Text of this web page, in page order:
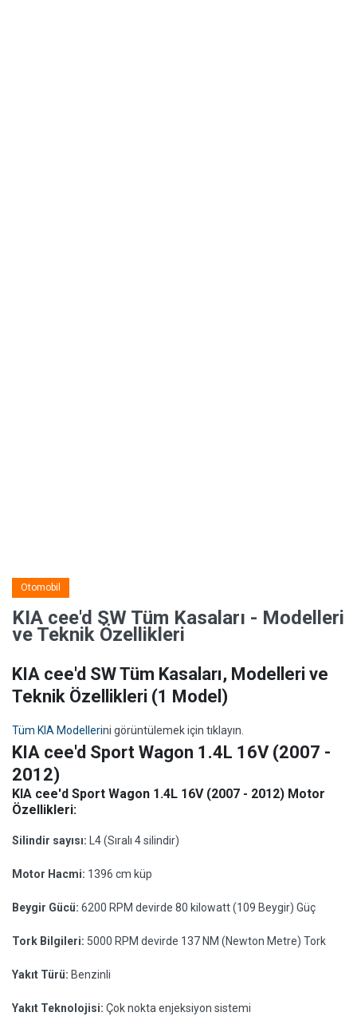
Otomobil
KIA cee'd SW Tüm Kasaları - Modelleri
ve Teknik Özellikleri
KIA cee'd SW Tüm Kasaları, Modelleri ve
Teknik Özellikleri (1 Model)
Tüm KIA Modellerini görüntülemek için tıklayın.
KIA cee'd Sport Wagon 1.4L 16V (2007 -
2012)
KIA cee'd Sport Wagon 1.4L 16V (2007 - 2012) Motor
Özellikleri:
Silindir sayısı: L4 (Sıralı 4 silindir)
Motor Hacmi: 1396 cm küp
Beygir Gücü: 6200 RPM devirde 80 kilowatt (109 Beygir) Güç
Tork Bilgileri: 5000 RPM devirde 137 NM (Newton Metre) Tork
Yakıt Türü: Benzinli
Yakıt Teknolojisi: Çok nokta enjeksiyon sistemi